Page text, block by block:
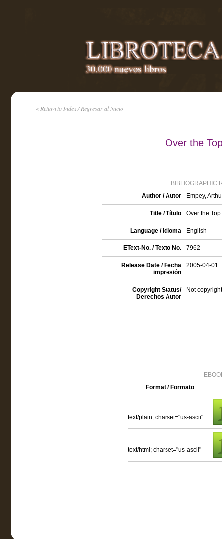
« Return to Index / Regresar al Inicio
Over the
BIBLIOGRAPHIC
Author / Autor
Empey,
Title / Título Over the Top
Language / Idioma English
EText-No. / Texto No. 7962
Release Date / Fecha
impresión
2005-04-01
Copyright Status/
Derechos Autor
Not
Format / Formato
text/plain; charset="us-ascii"
text/html; charset="us-ascii"